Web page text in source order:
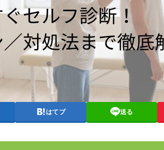
はてブ 送る